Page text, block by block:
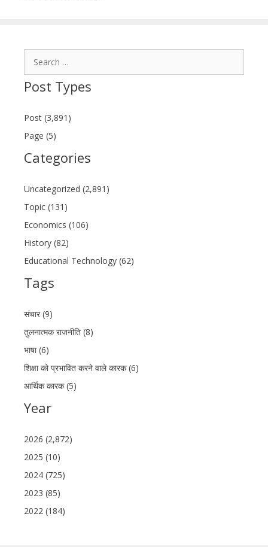
Post Types
Post (3,891)
Page (5)
Categories
Uncategorized (2,891)
Topic (131)
Economics (106)
History (82)
Educational Technology (62)
Tags
संचार (9)
तुलनात्मक राजनीति (8)
भाषा (6)
शिक्षा को प्रभावित करने वाले कारक (6)
आर्थिक कारक (5)
Year
2026 (2,872)
2025 (10)
2024 (725)
2023 (85)
2022 (184)